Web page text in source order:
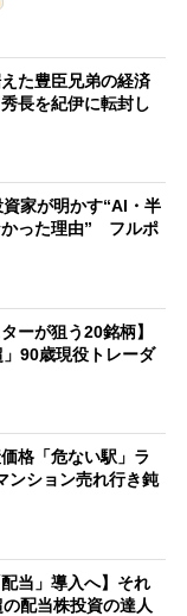
えた豊臣兄弟の経済
長を紀伊に転封し
家が明かす“AI・半
かった理由” フルポ
ーが狙う20銘柄】
」90歳現役トレーダ
格「危ない駅」ラ
ンション売れ行き鈍
配当」導入へ】それ
配当株投資の達人